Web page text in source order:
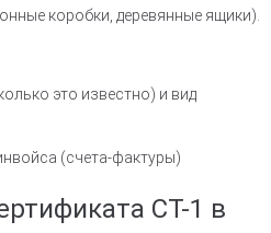
коробки, деревянные ящики).
это известно) и вид
(счета-фактуры)
СТ-1 в